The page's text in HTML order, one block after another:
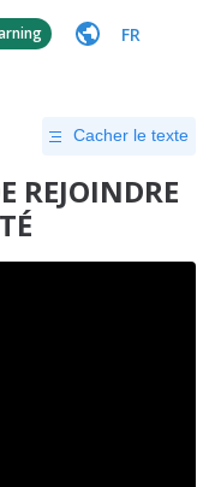
FR
Cacher le texte
REJOINDRE